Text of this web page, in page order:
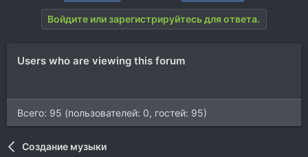
Войдите или зарегистрируйтесь для ответа.
Users who are viewing this forum
Всего: 95 (пользователей: 0, гостей: 95)
Создание музыки